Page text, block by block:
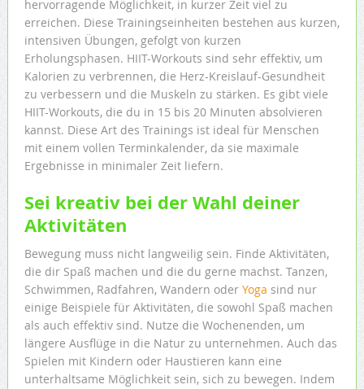
hervorragende Möglichkeit, in kurzer Zeit viel zu
erreichen. Diese Trainingseinheiten bestehen aus kurzen,
intensiven Übungen, gefolgt von kurzen
Erholungsphasen. HIIT-Workouts sind sehr effektiv, um
Kalorien zu verbrennen, die Herz-Kreislauf-Gesundheit
zu verbessern und die Muskeln zu stärken. Es gibt viele
HIIT-Workouts, die du in 15 bis 20 Minuten absolvieren
kannst. Diese Art des Trainings ist ideal für Menschen
mit einem vollen Terminkalender, da sie maximale
Ergebnisse in minimaler Zeit liefern.
Sei kreativ bei der Wahl deiner
Aktivitäten
Bewegung muss nicht langweilig sein. Finde Aktivitäten,
die dir Spaß machen und die du gerne machst. Tanzen,
Schwimmen, Radfahren, Wandern oder Yoga sind nur
einige Beispiele für Aktivitäten, die sowohl Spaß machen
als auch effektiv sind. Nutze die Wochenenden, um
längere Ausflüge in die Natur zu unternehmen. Auch das
Spielen mit Kindern oder Haustieren kann eine
unterhaltsame Möglichkeit sein, sich zu bewegen. Indem